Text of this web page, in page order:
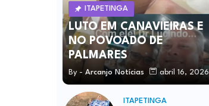
ITAPETINGA
LUTO EM CANAVIEIRAS E
NO POVOADO DE
PALMARES
By - Arcanjo Notícias abril 16, 2026
ITAPETINGA